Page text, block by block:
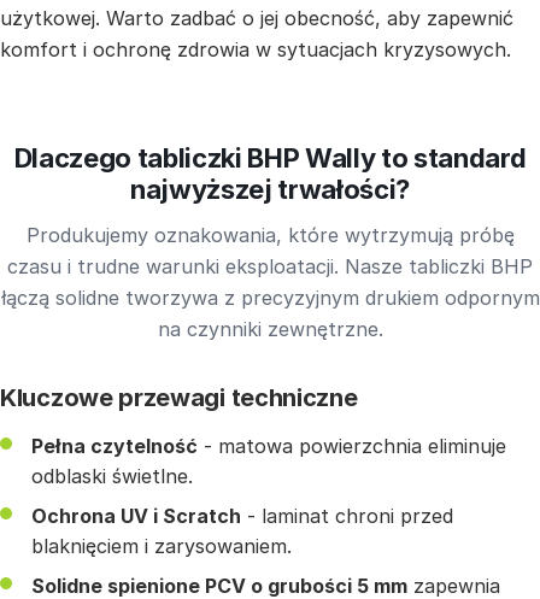
użytkowej. Warto zadbać o jej obecność, aby zapewnić
komfort i ochronę zdrowia w sytuacjach kryzysowych.
Dlaczego tabliczki BHP Wally to standard
najwyższej trwałości?
Produkujemy oznakowania, które wytrzymują próbę
czasu i trudne warunki eksploatacji. Nasze tabliczki BHP
łączą solidne tworzywa z precyzyjnym drukiem odpornym
na czynniki zewnętrzne.
Kluczowe przewagi techniczne
Pełna czytelność - matowa powierzchnia eliminuje
odblaski świetlne.
Ochrona UV i Scratch - laminat chroni przed
blaknięciem i zarysowaniem.
Solidne spienione PCV o grubości 5 mm zapewnia